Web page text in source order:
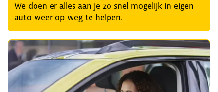
We doen er alles aan je zo snel mogelijk in eigen
auto weer op weg te helpen.